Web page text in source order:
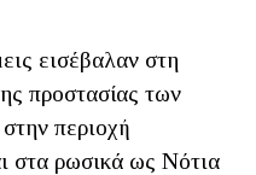
εισέβαλαν στη
προστασίας των
περιοχή
στα ρωσικά ως Νότια